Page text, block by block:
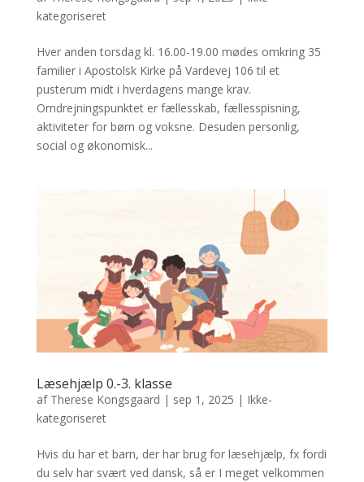
kategoriseret
Hver anden torsdag kl. 16.00-19.00 mødes omkring 35
familier i Apostolsk Kirke på Vardevej 106 til et
pusterum midt i hverdagens mange krav.
Omdrejningspunktet er fællesskab, fællesspisning,
aktiviteter for børn og voksne. Desuden personlig,
social og økonomisk...
Læsehjælp 0.-3. klasse
af Therese Kongsgaard | sep 1, 2025 | Ikke-
kategoriseret
Hvis du har et barn, der har brug for læsehjælp, fx fordi
du selv har svært ved dansk, så er I meget velkommen